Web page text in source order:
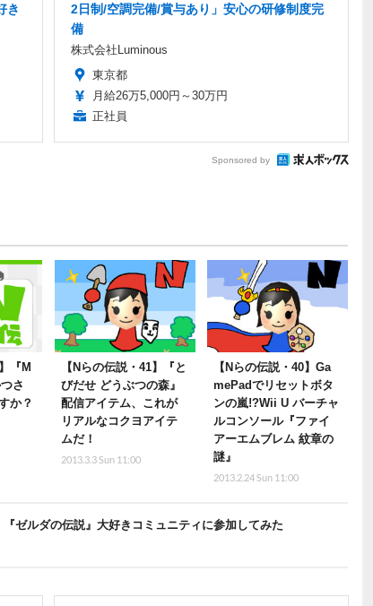
き
2日制/空調完備/賞与あり」安心の研修制度完
備
株式会社Luminous
東京都
月給26万5,000円～30万円
正社員
Sponsored by
『M
さ
か？
【Nらの伝説・41】『と
びだせ どうぶつの森』
配信アイテム、これが
リアルなコクヨアイテ
ムだ！
2013.3.3 Sun 11:00
【Nらの伝説・40】Ga
mePadでリセットボタ
ンの嵐!?Wii U バーチャ
ルコンソール『ファイ
アーエムブレム 紋章の
謎』
2013.2.24 Sun 11:00
ゼルダの伝説』大好きコミュニティに参加してみた